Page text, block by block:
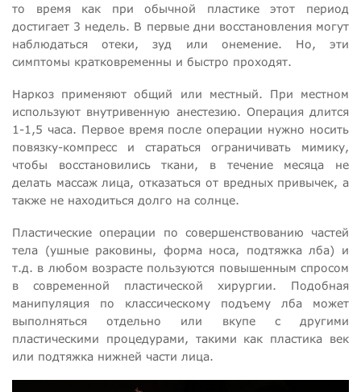
то время как при обычной пластике этот период
достигает 3 недель. В первые дни восстановления могут
наблюдаться отеки, зуд или онемение. Но, эти
симптомы кратковременны и быстро проходят.
Наркоз применяют общий или местный. При местном
используют внутривенную анестезию. Операция длится
1-1,5 часа. Первое время после операции нужно носить
повязку-компресс и стараться ограничивать мимику,
чтобы восстановились ткани, в течение месяца не
делать массаж лица, отказаться от вредных привычек, а
также не находиться долго на солнце.
Пластические операции по совершенствованию частей
тела (ушные раковины, форма носа, подтяжка лба) и
т.д. в любом возрасте пользуются повышенным спросом
в современной пластической хирургии. Подобная
манипуляция по классическому подъему лба может
выполняться отдельно или вкупе с другими
пластическими процедурами, такими как пластика век
или подтяжка нижней части лица.